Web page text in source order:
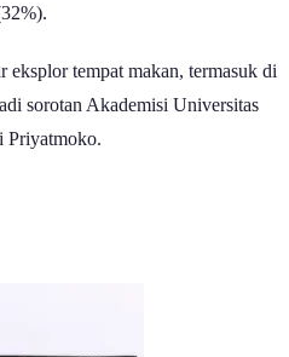
eksplor tempat makan, termasuk di
sorotan Akademisi Universitas
Priyatmoko.